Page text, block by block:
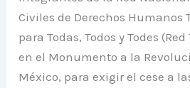
Civiles de Derechos Humanos
para Todas, Todos y Todes
en el Monumento a la
México, para exigir el cese a